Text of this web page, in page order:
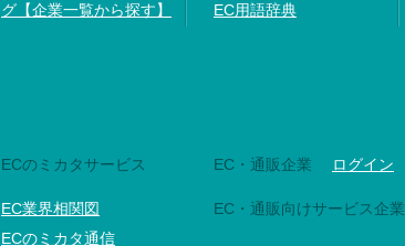
グ【企業一覧から探す】
EC用語辞典
ECのミカタサービス
EC業界相関図
ECのミカタ通信
EC・通販企業 ログイン
EC・通販向けサービス企業